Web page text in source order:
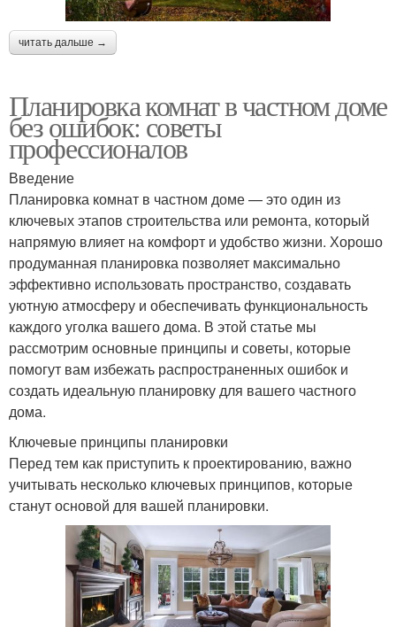
читать дальше →
Планировка комнат в частном доме
без ошибок: советы
профессионалов
Введение
Планировка комнат в частном доме — это один из
ключевых этапов строительства или ремонта, который
напрямую влияет на комфорт и удобство жизни. Хорошо
продуманная планировка позволяет максимально
эффективно использовать пространство, создавать
уютную атмосферу и обеспечивать функциональность
каждого уголка вашего дома. В этой статье мы
рассмотрим основные принципы и советы, которые
помогут вам избежать распространенных ошибок и
создать идеальную планировку для вашего частного
дома.
Ключевые принципы планировки
Перед тем как приступить к проектированию, важно
учитывать несколько ключевых принципов, которые
станут основой для вашей планировки.